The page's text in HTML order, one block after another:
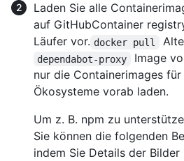
Laden Sie alle
auf GitHubContainer
Läufer vor. docker pull
dependabot-proxy
Image
nur die Containerimages
Ökosysteme vorab laden.
Um z. B. npm zu
Sie können die folgenden
indem Sie Details der